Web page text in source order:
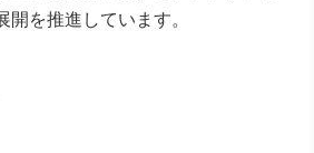
を推進しています。